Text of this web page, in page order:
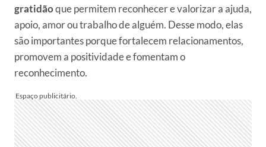
gratidãoque permitem reconhecer e valorizar a ajuda,
apoio, amor ou trabalho de alguém. Desse modo, elas
são importantes porque fortalecem relacionamentos,
promovem a positividade e fomentam o
reconhecimento.